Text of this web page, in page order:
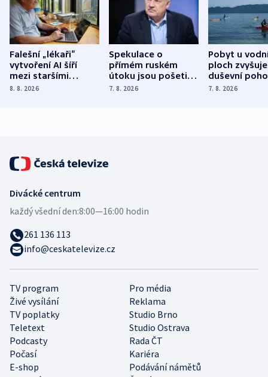
Falešní „lékaři“
vytvoření AI šíří
mezi staršími
Poláky nebezpečné
8. 8. 2026
Spekulace o
přímém ruském
útoku jsou pošetilé,
míní estonský
7. 8. 2026
Pobyt u
ploch zvyšuje
duševní
ukázala
7. 8. 2026
TV program
Pro média
Živé vysílání
Reklama
TV poplatky
Studio Brno
Teletext
Studio Ostrava
Podcasty
Rada ČT
Počasí
Kariéra
E-shop
Podávání námětů
Divácké centrum
každý všední den:8:00—16:00 hodin
261 136 113
info@ceskatelevize.cz